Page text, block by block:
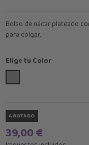
Bolso de nácar plateado
para colgar.
Elige tu Color
AGOTADO
39,00 €